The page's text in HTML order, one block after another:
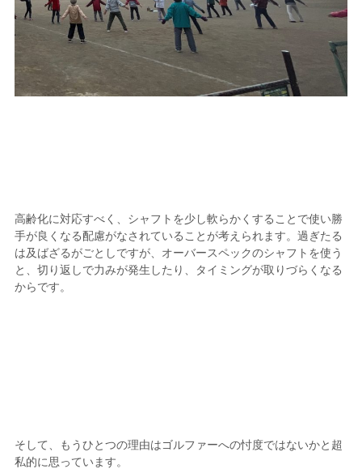
高齢化に対応すべく、シャフトを少し軟らかくすることで使い勝
手が良くなる配慮がなされていることが考えられます。過ぎたる
は及ばざるがごとしですが、オーバースペックのシャフトを使う
と、切り返しで力みが発生したり、タイミングが取りづらくなる
からです。
そして、もうひとつの理由はゴルファーへの忖度ではないかと超
私的に思っています。